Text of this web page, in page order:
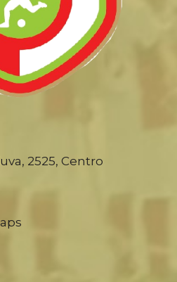
2525, Centro